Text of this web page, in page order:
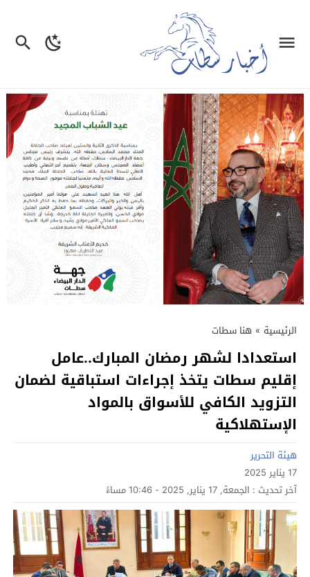
الرئيسية » هنا سطات
استعدادا لشهر رمضان المبارك..عامل
إقليم سطات يتخذ إجراءات استباقية لضمان
التزويد الكافي للأسواق بالمواد
الإستهلاكية
هيئة التحرير
17 يناير 2025
آخر تحديث : الجمعة, 17 يناير, 2025 - 10:46 مساءً